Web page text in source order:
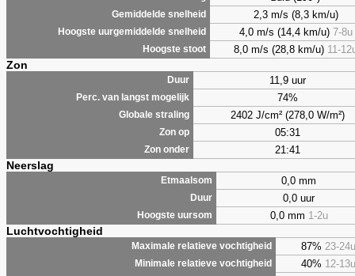
Gemiddelde snelheid 2,3 m/s (8,3 km/u)
Hoogste uurgemiddelde snelheid 4,0 m/s (14,4 km/u) 7-8u
Hoogste stoot 8,0 m/s (28,8 km/u) 11-
Zon
Duur 11,9 uur
Perc. van langst mogelijk 74%
Globale straling 2402 J/cm² (278,0 W/m²)
Zon op 05:31
Zon onder 21:41
Neerslag
Etmaalsom 0,0 mm
Duur 0,0 uur
Hoogste uursom 0,0 mm 1-2u
Luchtvochtigheid
Maximale relatieve vochtigheid 87% 23-24u
Minimale relatieve vochtigheid 40% 12-13u